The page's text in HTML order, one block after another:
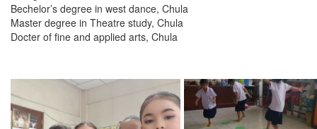
Bechelor’s degree in west dance, Chula
Master degree in Theatre study, Chula
Docter of fine and applied arts, Chula